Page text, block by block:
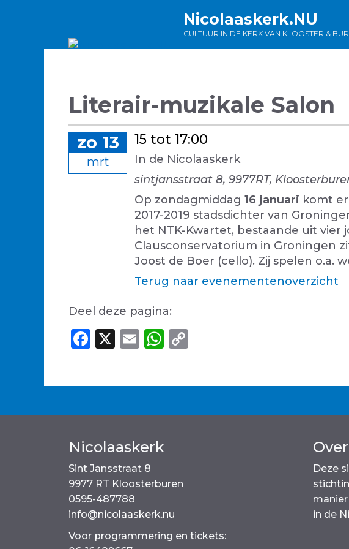
Nicolaaskerk.NU
CULTUUR IN DE KERK VAN KLOOSTER &
Literair-muzikale Salon
zo 13
mrt
15 tot 17:00
In de Nicolaaskerk
sintjansstraat 8, 9977RT,
Op zondagmiddag 16 januari komt
2017-2019 stadsdichter van
het NTK-Kwartet, bestaande uit vier
Clausconservatorium in Groningen
Joost de Boer (cello). Zij spelen o.a.
Terug naar evenementenoverzicht
Deel deze pagina:
F
b
o
k
X
E
W
A
p
Li
Nicolaaskerk
Sint Jansstraat 8
9977 RT Kloosterburen
0595-487788
info@nicolaaskerk.nu
Voor programmering en tickets:
Deze
in de